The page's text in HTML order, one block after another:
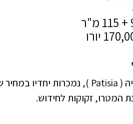
המטרו, זקוקות לחידוש.